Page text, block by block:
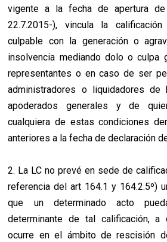
vigente a la fecha de apertura
22.7.2015-), vincula la
culpable con la generación o
insolvencia mediando dolo o culpa
representantes o en caso de ser
administradores o liquidadores de
apoderados generales y de
cualquiera de estas condiciones
anteriores a la fecha de declaración
2. La LC no prevé en sede de
referencia del art 164.1 y 164.2.5º)
que un determinado acto
determinante de tal calificación,
ocurre en el ámbito de rescisión